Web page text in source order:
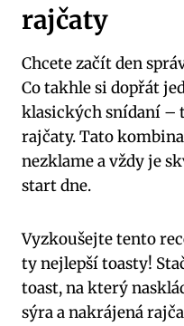
rajčaty
Chcete začít den
Co takhle si dopřát
klasických snídaní –
rajčaty. Tato
nezklame a vždy je
start dne.
Vyzkoušejte tento
ty nejlepší toasty!
toast, na který
sýra a nakrájená